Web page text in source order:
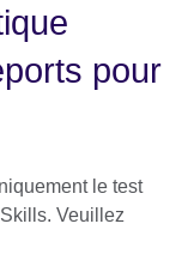
pour
le test
Veuillez